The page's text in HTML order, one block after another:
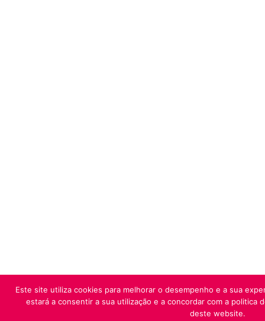
Este site utiliza cookies para melhorar o desempenho e a sua
estará a consentir a sua utilização e a concordar com a politica
deste website.